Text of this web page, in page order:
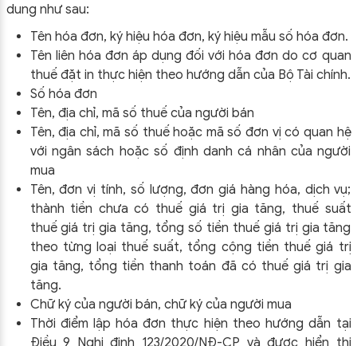
dung như sau:
Tên hóa đơn, ký hiệu hóa đơn, ký hiệu mẫu số hóa đơn.
Tên liên hóa đơn áp dụng đối với hóa đơn do cơ quan
thuế đặt in thực hiện theo hướng dẫn của Bộ Tài chính.
Số hóa đơn
Tên, địa chỉ, mã số thuế của người bán
Tên, địa chỉ, mã số thuế hoặc mã số đơn vị có quan hệ
với ngân sách hoặc số định danh cá nhân của người
mua
Tên, đơn vị tính, số lượng, đơn giá hàng hóa, dịch vụ;
thành tiền chưa có thuế giá trị gia tăng, thuế suất
thuế giá trị gia tăng, tổng số tiền thuế giá trị gia tăng
theo từng loại thuế suất, tổng cộng tiền thuế giá trị
gia tăng, tổng tiền thanh toán đã có thuế giá trị gia
tăng.
Chữ ký của người bán, chữ ký của người mua
Thời điểm lập hóa đơn thực hiện theo hướng dẫn tại